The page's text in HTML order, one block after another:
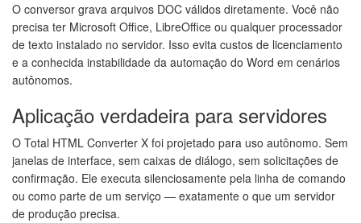
O conversor grava arquivos DOC válidos diretamente. Você não
precisa ter Microsoft Office, LibreOffice ou qualquer processador
de texto instalado no servidor. Isso evita custos de licenciamento
e a conhecida instabilidade da automação do Word em cenários
autônomos.
Aplicação verdadeira para servidores
O Total HTML Converter X foi projetado para uso autônomo. Sem
janelas de interface, sem caixas de diálogo, sem solicitações de
confirmação. Ele executa silenciosamente pela linha de comando
ou como parte de um serviço — exatamente o que um servidor
de produção precisa.